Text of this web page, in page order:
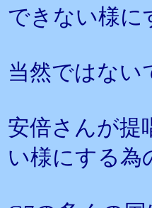
できない様に
当然ではない
安倍さんが提
い様にする為